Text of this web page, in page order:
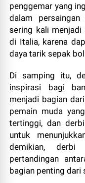
penggemar yang
dalam
sering kali
di Italia, karena
daya tarik sepak
Di samping itu,
inspirasi bagi
menjadi bagian
pemain muda
tertinggi, dan
untuk
demikian,
pertandingan
bagian penting dari